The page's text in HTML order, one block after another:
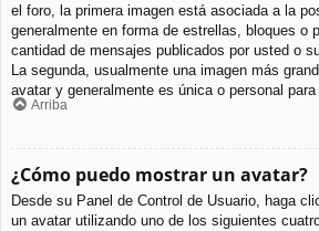
el foro, la primera imagen está asociada a la
generalmente en forma de estrellas, bloques o
cantidad de mensajes publicados por usted o
La segunda, usualmente una imagen más
avatar y generalmente es única o personal para
Arriba
¿Cómo puedo mostrar un avatar?
Desde su Panel de Control de Usuario, haga
un avatar utilizando uno de los siguientes